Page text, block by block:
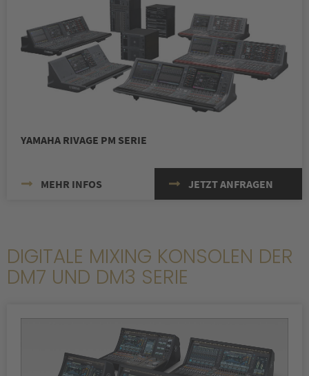
YAMAHA RIVAGE PM SERIE
MEHR INFOS JETZT ANFRAGEN
DIGITALE MIXING KONSOLEN DER
DM7 UND DM3 SERIE